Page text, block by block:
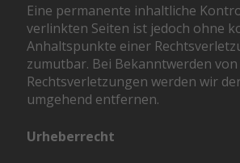
Eine permanente inhaltliche
verlinkten Seiten ist jedoch ohne
Anhaltspunkte einer
zumutbar. Bei Bekanntwerden von
Rechtsverletzungen werden wir
umgehend entfernen.
Urheberrecht